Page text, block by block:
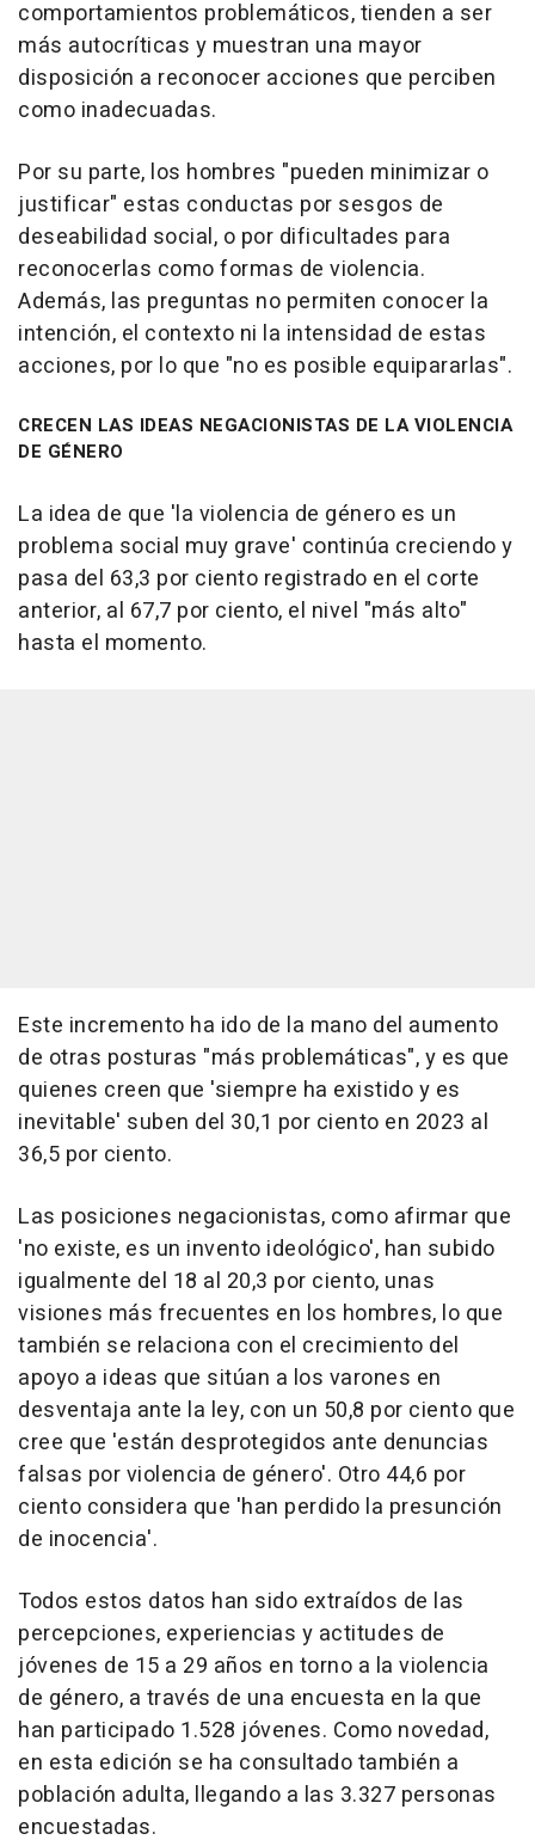
comportamientos problemáticos, tienden a ser
más autocríticas y muestran una mayor
disposición a reconocer acciones que perciben
como inadecuadas.
Por su parte, los hombres "pueden minimizar o
justificar" estas conductas por sesgos de
deseabilidad social, o por dificultades para
reconocerlas como formas de violencia.
Además, las preguntas no permiten conocer la
intención, el contexto ni la intensidad de estas
acciones, por lo que "no es posible equipararlas".
CRECEN LAS IDEAS NEGACIONISTAS DE LA VIOLENCIA
DE GÉNERO
La idea de que 'la violencia de género es un
problema social muy grave' continúa creciendo y
pasa del 63,3 por ciento registrado en el corte
anterior, al 67,7 por ciento, el nivel "más alto"
hasta el momento.
Este incremento ha ido de la mano del aumento
de otras posturas "más problemáticas", y es que
quienes creen que 'siempre ha existido y es
inevitable' suben del 30,1 por ciento en 2023 al
36,5 por ciento.
Las posiciones negacionistas, como afirmar que
'no existe, es un invento ideológico', han subido
igualmente del 18 al 20,3 por ciento, unas
visiones más frecuentes en los hombres, lo que
también se relaciona con el crecimiento del
apoyo a ideas que sitúan a los varones en
desventaja ante la ley, con un 50,8 por ciento que
cree que 'están desprotegidos ante denuncias
falsas por violencia de género'. Otro 44,6 por
ciento considera que 'han perdido la presunción
de inocencia'.
Todos estos datos han sido extraídos de las
percepciones, experiencias y actitudes de
jóvenes de 15 a 29 años en torno a la violencia
de género, a través de una encuesta en la que
han participado 1.528 jóvenes. Como novedad,
en esta edición se ha consultado también a
población adulta, llegando a las 3.327 personas
encuestadas.